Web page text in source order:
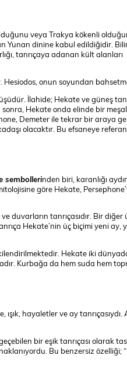
veya Trakya kökenli
Yunan dinine kabul edildiğidir.
tanrıçaya adanan kült alanları
onun soyundan
İlahide; Hekate ve güneş
sonra, Hekate onda elinde bir
Demeter ile tekrar bir araya
olacaktır. Bu efsaneye
sembollerinden biri, karanlığı
göre Hekate,
duvarların tanrıçasıdır. Bir diğer
Hekate’nin üç biçimi yeni ay,
Hekate iki
Kurbağa da hem suda hem
hayaletler ve ay tanrıçasıydı.
bir eşik tanrıçası olarak
Bu benzersiz özelliği;